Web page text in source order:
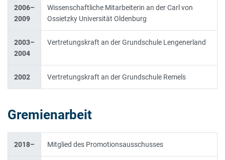
2006–
2009
Wissenschaftliche Mitarbeiterin an der Carl von
Ossietzky Universität Oldenburg
2003–
2004
Vertretungskraft an der Grundschule Lengenerland
2002 Vertretungskraft an der Grundschule Remels
Gremienarbeit
2018– Mitglied des Promotionsausschusses